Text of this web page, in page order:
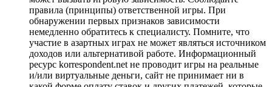
правила (принципы) ответственной игры. При
обнаружении первых признаков зависимости
немедленно обратитесь к специалисту. Помните, что
участие в азартных играх не может являться источником
доходов или альтернативой работе. Информационный
ресурс korrespondent.net не проводит игры на реальные
и/или виртуальные деньги, сайт не принимает ни в